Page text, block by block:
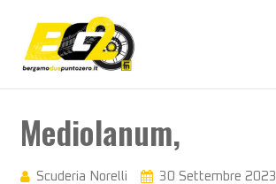
Mediolanum,
Scuderia Norelli 30 Settembre 2023